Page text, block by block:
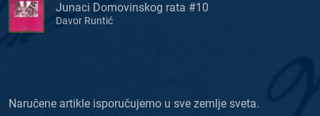
Junaci Domovinskog rata #10
Davor Runtić
Naručene artikle isporučujemo u sve zemlje sveta.